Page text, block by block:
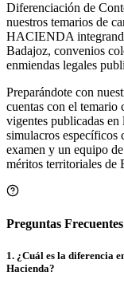
Diferenciación de
nuestros temarios de
HACIENDA
Badajoz, convenios
enmiendas legales
Preparándote con
cuentas con el temario
vigentes publicadas
simulacros específicos
examen y un equipo
méritos territoriales de
Preguntas
1. ¿Cuál es la diferencia
Hacienda?